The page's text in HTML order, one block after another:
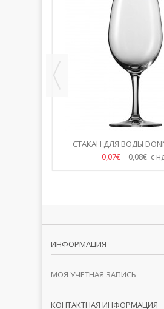
СТАКАН ДЛЯ ВОДЫ
0,07€
0,08€ с
ИНФОРМАЦИЯ
МОЯ УЧЕТНАЯ ЗАПИСЬ
КОНТАКТНАЯ ИНФОРМАЦИЯ